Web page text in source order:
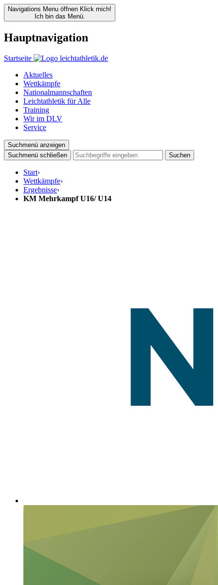
Navigations Menu öffnen Klick mich!
Ich bin das Menü.
Hauptnavigation
Startseite
Aktuelles
Wettkämpfe
Nationalmannschaften
Leichtathletik für Alle
Training
Wir im DLV
Service
Suchmenü anzeigen
Suchmenü schließen
Suchen
Start›
Wettkämpfe›
Ergebnisse›
KM Mehrkampf U16/ U14